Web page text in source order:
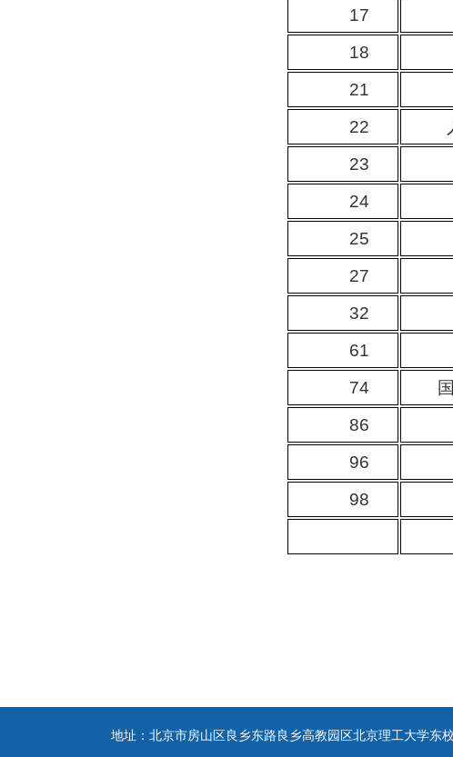
17
18
21
22
23
24
25
27
32
61
74
86
96
98
地址：北京市房山区良乡东路良乡高教园区北京理工大学东